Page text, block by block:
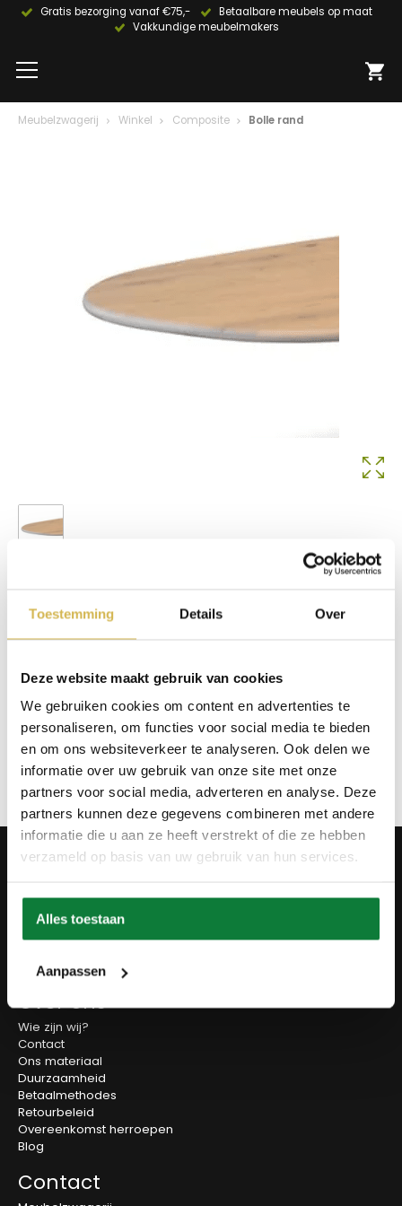
Toestemming Details Over
Deze website maakt gebruik van cookies
We gebruiken cookies om content en advertenties te
personaliseren, om functies voor social media te bieden
en om ons websiteverkeer te analyseren. Ook delen we
informatie over uw gebruik van onze site met onze
partners voor social media, adverteren en analyse. Deze
partners kunnen deze gegevens combineren met andere
informatie die u aan ze heeft verstrekt of die ze hebben
verzameld op basis van uw gebruik van hun services.
Alles toestaan
Aanpassen
Gratis bezorging vanaf €75,-
Betaalbare meubels op maat
Vakkundige meubelmakers
Meubelzwagerij Winkel Composite Bolle rand
Op voorraad
€100,00
Info aanvragen / wensen doorgeven
Op verlanglijstje
Producten
Wanddecoratie
Tv-meubels
Olie en onderhoud
Over ons
Wie zijn wij?
Contact
Ons materiaal
Duurzaamheid
Betaalmethodes
Retourbeleid
Overeenkomst herroepen
Blog
Contact